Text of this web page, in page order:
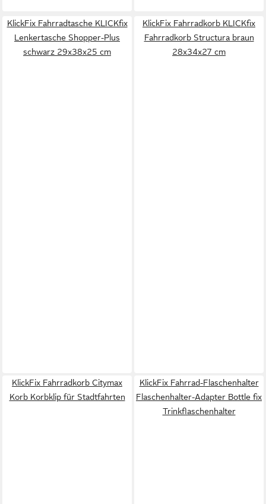
KlickFix Fahrradtasche KLICKfix
Lenkertasche Shopper-Plus
schwarz 29x38x25 cm
KlickFix Fahrradkorb KLICKfix
Fahrradkorb Structura braun
28x34x27 cm
KlickFix Fahrradkorb Citymax
Korb Korbklip für Stadtfahrten
KlickFix Fahrrad-Flaschenhalter
Flaschenhalter-Adapter Bottle fix
Trinkflaschenhalter